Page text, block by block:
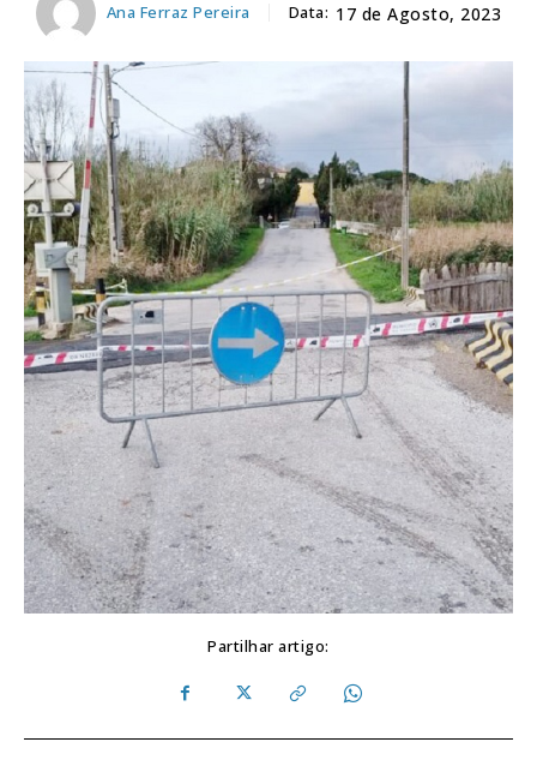
Ana Ferraz Pereira Data: 17 de Agosto, 2023
Partilhar artigo: